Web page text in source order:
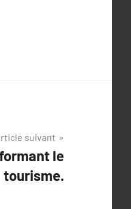
suivant
le
tourisme.